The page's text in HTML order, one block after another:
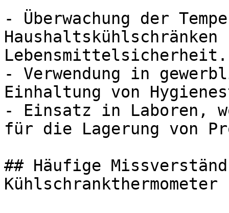
- Überwachung der
Lebensmittelsicherheit.
- Verwendung in
Einhaltung von
- Einsatz in Laboren,
für die Lagerung von
## Häufige
Kühlschrankthermometer